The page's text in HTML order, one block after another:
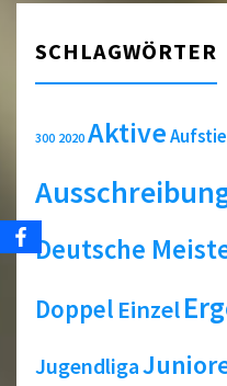
SCHLAGWÖRTER
300 2020 Aktive
Deutsche
Doppel Einzel
Jugendliga